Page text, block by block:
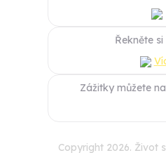
Řekněte
Zážitky můžete
Copyright 2026. Život